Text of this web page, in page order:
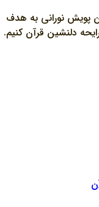
پویش نورانی به هدف
دلنشین قرآن کنیم.